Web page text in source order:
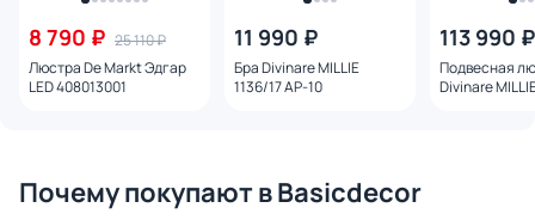
8 790 ₽ 25 110 ₽
Люстра De Markt Эдгар
LED 408013001
11 990 ₽
Бра Divinare MILLIE
1136/17 AP-10
113 990 ₽
Подвесная
Divinare
Почему покупают в Basicdecor